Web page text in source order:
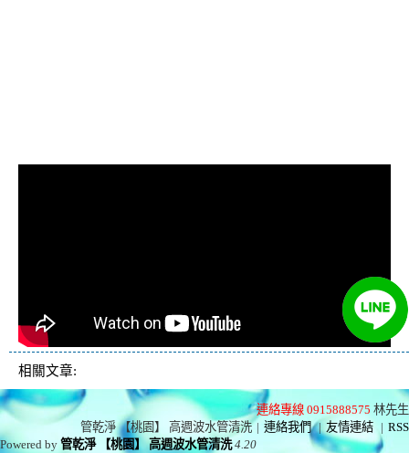
相關文章:
連絡專線 0915888575 林先生
管乾淨 【桃園】 高週波水管清洗 | 連絡我們 | 友情連結 | RSS
Powered by管乾淨 【桃園】 高週波水管清洗 4.20